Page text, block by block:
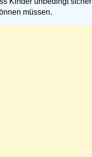
müssen.